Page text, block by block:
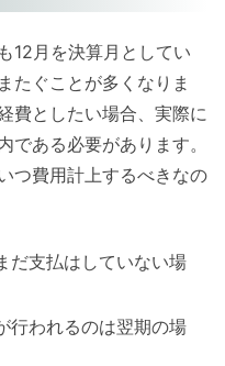
12月を決算月としてい
たぐことが多くなりま
費としたい場合、実際に
ある必要があります。
つ費用計上するべきなの
だ支払はしていない場
行われるのは翌期の場